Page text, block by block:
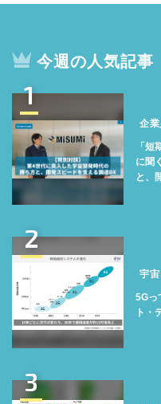
今週の人気記事
1
企
「
に聞
と、
2
宇
5Gっ
ト・
3